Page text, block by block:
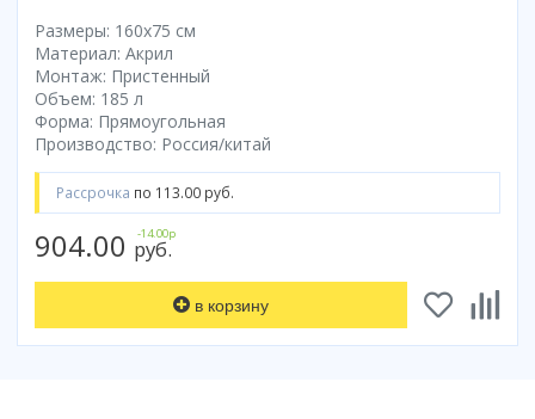
Размеры: 160x75 cм
Материал: Акрил
Монтаж: Пристенный
Объем: 185 л
Форма: Прямоугольная
Производство: Россия/китай
Рассрочка по 113.00 руб.
904.00 руб.
-14.00р
в корзину